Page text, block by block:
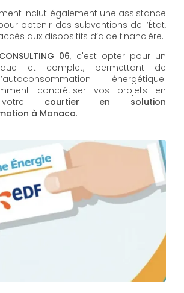
inclut également une assistance
obtenir des subventions de l’État,
aux dispositifs d’aide financière.
06, c'est opter pour un
et complet, permettant de
énergétique.
concrétiser vos projets en
votre courtier en solution
à Monaco.